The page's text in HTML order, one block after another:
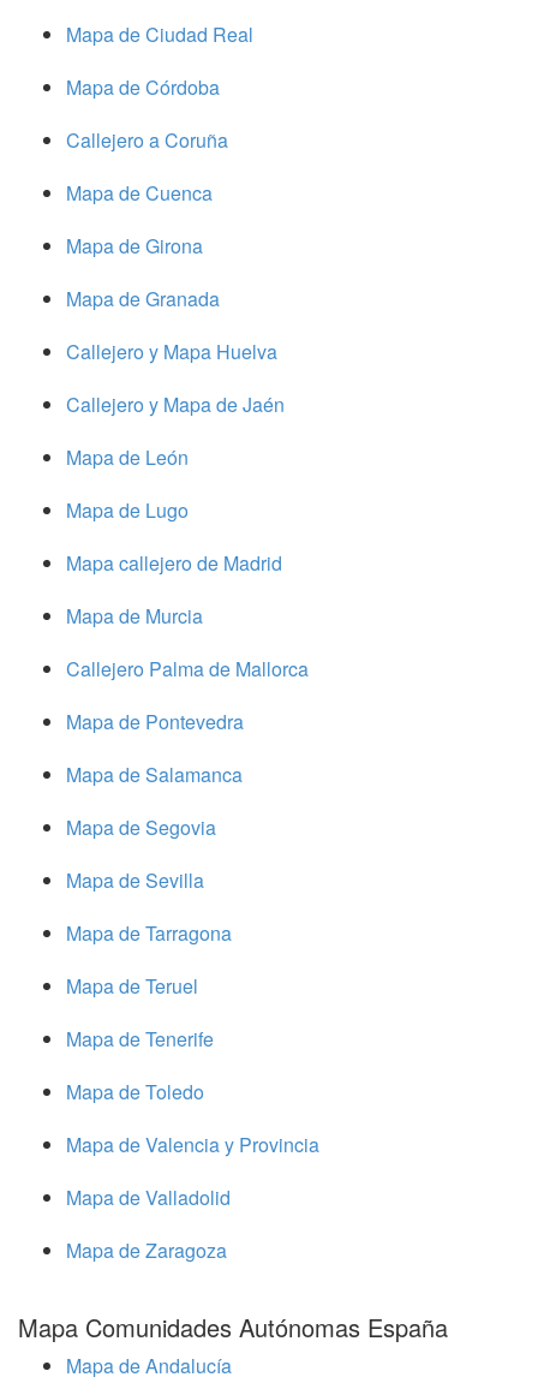
Mapa de Ciudad Real
Mapa de Córdoba
Callejero a Coruña
Mapa de Cuenca
Mapa de Girona
Mapa de Granada
Callejero y Mapa Huelva
Callejero y Mapa de Jaén
Mapa de León
Mapa de Lugo
Mapa callejero de Madrid
Mapa de Murcia
Callejero Palma de Mallorca
Mapa de Pontevedra
Mapa de Salamanca
Mapa de Segovia
Mapa de Sevilla
Mapa de Tarragona
Mapa de Teruel
Mapa de Tenerife
Mapa de Toledo
Mapa de Valencia y Provincia
Mapa de Valladolid
Mapa de Zaragoza
Mapa Comunidades Autónomas España
Mapa de Andalucía